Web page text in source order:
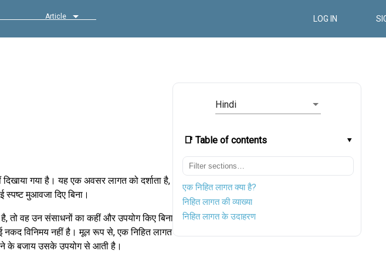
Article LOG IN
Hindi
📑 Table of contents
एक निहित लागत क्या है?
निहित लागत की व्याख्या
निहित लागत के उदाहरण
गया है। यह एक अवसर लागत को दर्शाता है,
मुआवजा दिए बिना।
तो वह उन संसाधनों का कहीं और उपयोग किए बिना
नकद विनिमय नहीं है। मूल रूप से, एक निहित लागत
लेने के बजाय उसके उपयोग से आती है।